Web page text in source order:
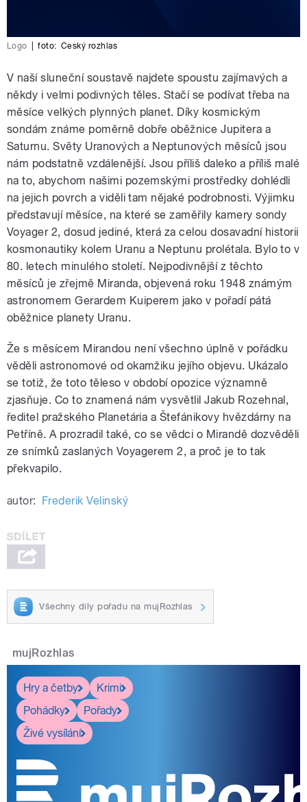
Logo foto: Český rozhlas
V naší sluneční soustavě najdete spoustu zajímavých a
někdy i velmi podivných těles. Stačí se podívat třeba na
měsíce velkých plynných planet. Díky kosmickým
sondám známe poměrně dobře oběžnice Jupitera a
Saturnu. Světy Uranových a Neptunových měsíců jsou
nám podstatně vzdálenější. Jsou příliš daleko a příliš malé
na to, abychom našimi pozemskými prostředky dohlédli
na jejich povrch a viděli tam nějaké podrobnosti. Výjimku
představují měsíce, na které se zaměřily kamery sondy
Voyager 2, dosud jediné, která za celou dosavadní historii
kosmonautiky kolem Uranu a Neptunu prolétala. Bylo to v
80. letech minulého století. Nejpodivnější z těchto
měsíců je zřejmě Miranda, objevená roku 1948 známým
astronomem Gerardem Kuiperem jako v pořadí pátá
oběžnice planety Uranu.
Že s měsícem Mirandou není všechno úplně v pořádku
věděli astronomové od okamžiku jejího objevu. Ukázalo
se totiž, že toto těleso v období opozice významně
zjasňuje. Co to znamená nám vysvětlil Jakub Rozehnal,
ředitel pražského Planetária a Štefánikovy hvězdárny na
Petříně. A prozradil také, co se vědci o Mirandě dozvěděli
ze snímků zaslaných Voyagerem 2, a proč je to tak
překvapilo.
autor: Frederik Velinský
Všechny díly pořadu na mujRozhlas
mujRozhlas
Hry a četby
Krimi
Pohádky
Pořady
Živé vysílání